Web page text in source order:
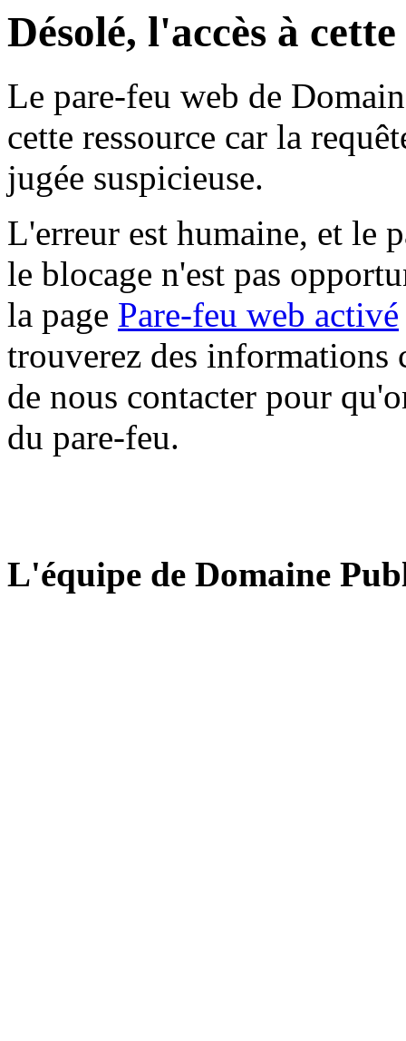
Désolé, l'accès à
Le pare-feu web de
cette ressource car la
jugée suspicieuse.
L'erreur est humaine, et le
le blocage n'est pas
la page Pare-feu web activé
trouverez des informations
de nous contacter pour
du pare-feu.
L'équipe de Domaine